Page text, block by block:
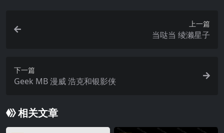
上一篇
当哒当 绫濑星子
下一篇
Geek MB 漫威 浩克和银影侠
相关文章